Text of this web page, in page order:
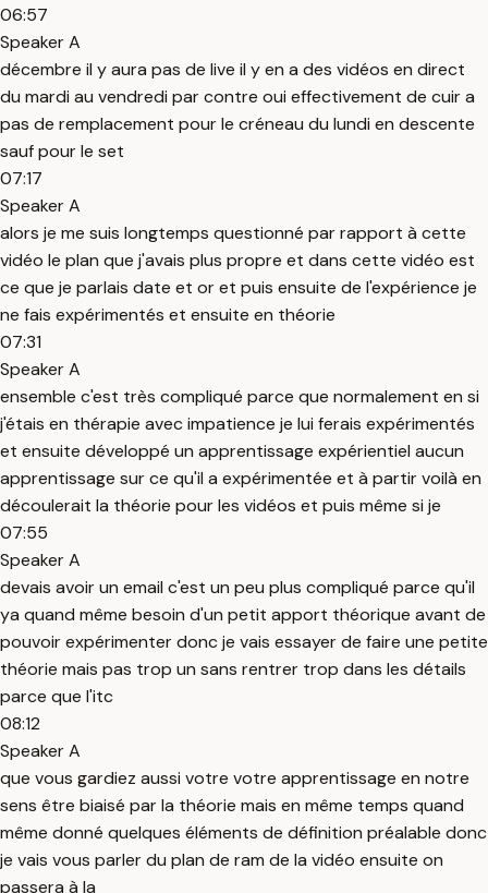
06:57
Speaker A
décembre il y aura pas de live il y en a des vidéos en direct
du mardi au vendredi par contre oui effectivement de cuir a
pas de remplacement pour le créneau du lundi en descente
sauf pour le set
07:17
Speaker A
alors je me suis longtemps questionné par rapport à cette
vidéo le plan que j'avais plus propre et dans cette vidéo est
ce que je parlais date et or et puis ensuite de l'expérience je
ne fais expérimentés et ensuite en théorie
07:31
Speaker A
ensemble c'est très compliqué parce que normalement en si
j'étais en thérapie avec impatience je lui ferais expérimentés
et ensuite développé un apprentissage expérientiel aucun
apprentissage sur ce qu'il a expérimentée et à partir voilà en
découlerait la théorie pour les vidéos et puis même si je
07:55
Speaker A
devais avoir un email c'est un peu plus compliqué parce qu'il
ya quand même besoin d'un petit apport théorique avant de
pouvoir expérimenter donc je vais essayer de faire une petite
théorie mais pas trop un sans rentrer trop dans les détails
parce que l'itc
08:12
Speaker A
que vous gardiez aussi votre votre apprentissage en notre
sens être biaisé par la théorie mais en même temps quand
même donné quelques éléments de définition préalable donc
je vais vous parler du plan de ram de la vidéo ensuite on
passera à la